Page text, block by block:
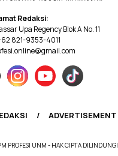
Redaksi:
Upa Regency Blok A No. 11
821-9353-4011
ADVERTISEMENT
PROFESI UNM - HAK CIPTA DILINDUNGI